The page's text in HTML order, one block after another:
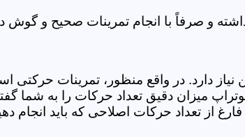
و صرفاً با انجام تمرینات صحیح و گوش
نیاز دارد. در واقع منظور، تمرینات
میزان دقیق تعداد حرکات را به شما
از تعداد حرکات اصلاحی که باید انجام